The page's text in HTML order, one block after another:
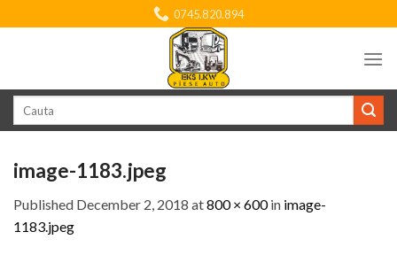
to
0745.820.894
image-1183.jpeg
Published December 2, 2018 at800 × 600in image-
1183.jpeg